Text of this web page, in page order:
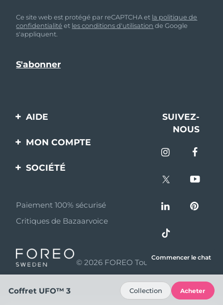
Ce site web est protégé par reCAPTCHA et la politique de
confidentialité et les conditions d'utilisation de Google
s'appliquent.
AIDE
Contactez-nous
livraisons
Questions et réponses
Informations sur la
SUIVEZ-
NOUS
MON COMPTE
Enregistrement produit
SOCIÉTÉ
Programme d’affiliation
Nouvelles d'affiliation
Partenaires
distributeurs
Conditions d'utilisation
Paiement 100% sécurisé
Critiques de Bazaarvoice
© 2026 FOREO Tous droits réservés
Commencer le chat
Coffret UFO™ 3 Collection Acheter